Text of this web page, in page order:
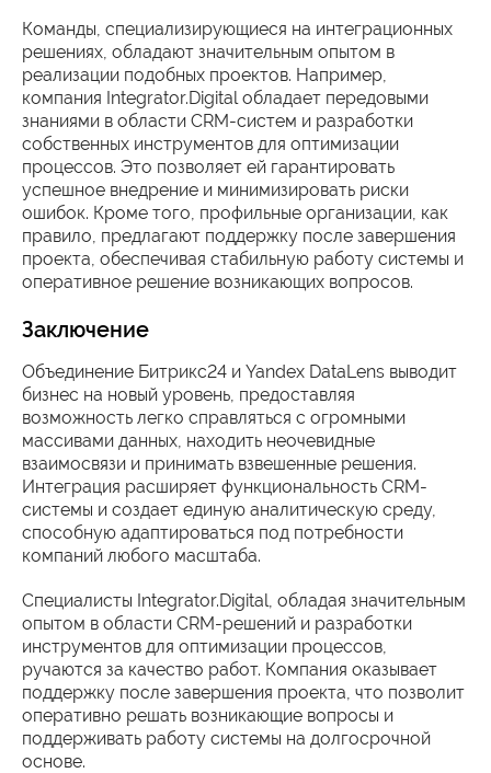
Команды, специализирующиеся на интеграционных
решениях, обладают значительным опытом в
реализации подобных проектов. Например,
компания Integrator.Digital обладает передовыми
знаниями в области CRM-систем и разработки
собственных инструментов для оптимизации
процессов. Это позволяет ей гарантировать
успешное внедрение и минимизировать риски
ошибок. Кроме того, профильные организации, как
правило, предлагают поддержку после завершения
проекта, обеспечивая стабильную работу системы и
оперативное решение возникающих вопросов.
Заключение
Объединение Битрикс24 и Yandex DataLens выводит
бизнес на новый уровень, предоставляя
возможность легко справляться с огромными
массивами данных, находить неочевидные
взаимосвязи и принимать взвешенные решения.
Интеграция расширяет функциональность CRM-
системы и создает единую аналитическую среду,
способную адаптироваться под потребности
компаний любого масштаба.
Специалисты Integrator.Digital, обладая значительным
опытом в области CRM-решений и разработки
инструментов для оптимизации процессов,
ручаются за качество работ. Компания оказывает
поддержку после завершения проекта, что позволит
оперативно решать возникающие вопросы и
поддерживать работу системы на долгосрочной
основе.